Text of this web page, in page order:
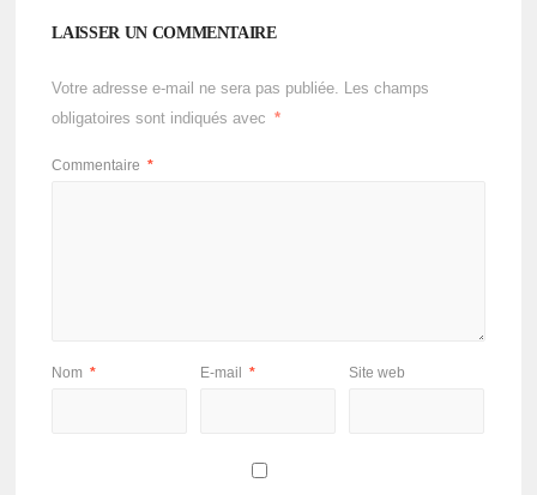
LAISSER UN COMMENTAIRE
Votre adresse e-mail ne sera pas publiée. Les champs
obligatoires sont indiqués avec
*
Commentaire *
Nom * E-mail * Site web